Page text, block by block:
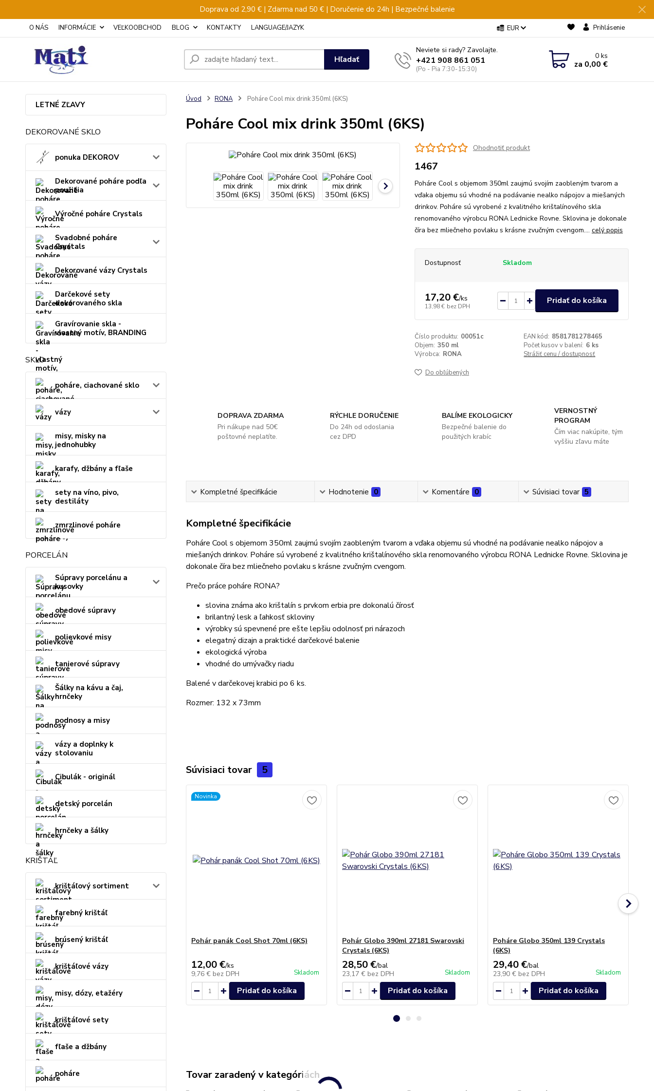
Doprava od 2,90 € | Zdarma nad 50 € | Doručenie do 24h | Bezpečné balenie
O NÁS INFORMÁCIE VEĽKOOBCHOD BLOG KONTAKTY LANGUAGE/JAZYK EUR Prihlásenie
Hľadať
Neviete si rady? Zavolajte.
+421 908 861 051
(Po - Pia 7:30-15:30)
0ks
za 0,00 €
LETNÉ ZĽAVY
DEKOROVANÉ SKLO
ponuka DEKOROV
Dekorované poháre podľa
použitia
Výročné poháre Crystals
Svadobné poháre
Crystals
Dekorované vázy Crystals
Darčekové sety
dekorovaného skla
Gravírovanie skla -
vlastný motív, BRANDING
SKLO
poháre, ciachované sklo
vázy
misy, misky na
jednohubky
karafy, džbány a fľaše
sety na víno, pivo,
destiláty
zmrzlinové poháre
PORCELÁN
Súpravy porcelánu a
kusovky
obedové súpravy
polievkové misy
tanierové súpravy
Šálky na kávu a čaj,
hrnčeky
podnosy a misy
vázy a doplnky k
stolovaniu
Cibulák - originál
detský porcelán
hrnčeky a šálky
KRIŠTÁĽ
krištáľový sortiment
farebný krištáľ
brúsený krištáľ
krištáľové vázy
misy, dózy, etažéry
krištáľové sety
fľaše a džbány
poháre
Úvod RONA Poháre Cool mix drink 350ml (6KS)
Poháre Cool mix drink 350ml (6KS)
Ohodnotiť produkt
1467
Poháre Cool s objemom 350ml zaujmú svojím zaobleným tvarom a
vďaka objemu sú vhodné na podávanie nealko nápojov a miešaných
drinkov. Poháre sú vyrobené z kvalitného krištalínového skla
renomovaného výrobcu RONA Lednicke Rovne. Sklovina je dokonale
číra bez mliečneho povlaku s krásne zvučným cvengom.... celý popis
Dostupnosť Skladom
17,20 €/ks
13,98 € bez DPH
Pridať do košíka
Číslo produktu: 00051c EAN kód: 8581781278465
Objem: 350 ml Počet kusov v balení: 6 ks
Výrobca: RONA Strážiť cenu / dostupnosť
Do obľúbených
DOPRAVA ZDARMA
Pri nákupe nad 50€
poštovné neplatíte.
RÝCHLE DORUČENIE
Do 24h od odoslania
cez DPD
BALÍME EKOLOGICKY
Bezpečné balenie do
použitých krabíc
VERNOSTNÝ
PROGRAM
Čím viac nakúpite, tým
vyššiu zľavu máte
Kompletné špecifikácie Hodnotenie 0 Komentáre 0 Súvisiaci tovar 5
Kompletné špecifikácie
Poháre Cool s objemom 350ml zaujmú svojím zaobleným tvarom a vďaka objemu sú vhodné na podávanie nealko nápojov a
miešaných drinkov. Poháre sú vyrobené z kvalitného krištalínového skla renomovaného výrobcu RONA Lednicke Rovne. Sklovina je
dokonale číra bez mliečneho povlaku s krásne zvučným cvengom.
Prečo práce poháre RONA?
slovina známa ako krištalín s prvkom erbia pre dokonalú čírosť
brilantný lesk a ľahkosť skloviny
výrobky sú spevnené pre ešte lepšiu odolnosť pri nárazoch
elegatný dizajn a praktické darčekové balenie
ekologická výroba
vhodné do umývačky riadu
Balené v darčekovej krabici po 6 ks.
Rozmer: 132 x 73mm
Súvisiaci tovar 5
Novinka
Pohár panák Cool Shot 70ml (6KS)
12,00 €/ks
9,76 € bez DPH Skladom
Pridať do košíka
Pohár Globo 390ml 27181 Swarovski
Crystals (6KS)
28,50 €/bal
23,17 € bez DPH Skladom
Pridať do košíka
Poháre Globo 350ml 139 Crystals
(6KS)
29,40 €/bal
23,90 € bez DPH Skladom
Pridať do košíka
Tovar zaradený v kategóriách